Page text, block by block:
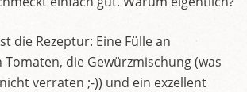
die Rezeptur: Eine Fülle an
die Gewürzmischung (was
verraten ;-)) und ein exzellent